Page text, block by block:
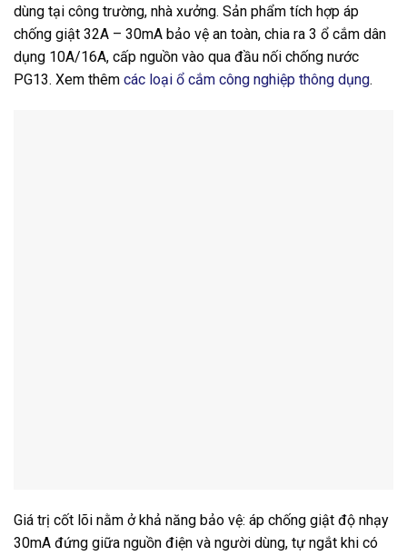
dùng tại công trường, nhà xưởng. Sản phẩm tích hợp áp
chống giật 32A – 30mA bảo vệ an toàn, chia ra 3 ổ cắm dân
dụng 10A/16A, cấp nguồn vào qua đầu nối chống nước
PG13. Xem thêm các loại ổ cắm công nghiệp thông dụng.
Giá trị cốt lõi nằm ở khả năng bảo vệ: áp chống giật độ nhạy
30mA đứng giữa nguồn điện và người dùng, tự ngắt khi có